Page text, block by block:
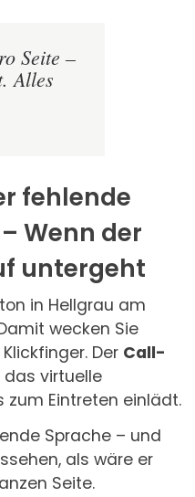
Seite –
Alles
fehlende
Wenn der
untergeht
in Hellgrau am
wecken Sie
Der Call-
das virtuelle
Eintreten einlädt.
Sprache – und
als wäre er
Seite.